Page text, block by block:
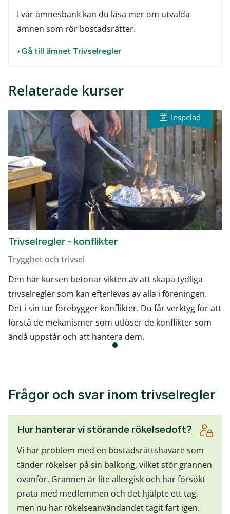
I vår ämnesbank kan du läsa mer om utvalda
ämnen som rör bostadsrätter.
Gå till ämnet Trivselregler
Relaterade kurser
Trivselregler - konflikter
Trygghet och trivsel
Den här kursen betonar vikten av att skapa tydliga
trivselregler som kan efterlevas av alla i föreningen.
Det i sin tur förebygger konflikter. Du får verktyg för att
förstå de mekanismer som utlöser de konflikter som
ändå uppstår och att hantera dem.
Frågor och svar inom trivselregler
Hur hanterar vi störande rökelsedoft?
Vi har problem med en bostadsrättshavare som
tänder rökelser på sin balkong, vilket stör grannen
ovanför. Grannen är lite allergisk och har försökt
prata med medlemmen och det hjälpte ett tag,
men nu har rökelseanvändandet tagit fart igen.